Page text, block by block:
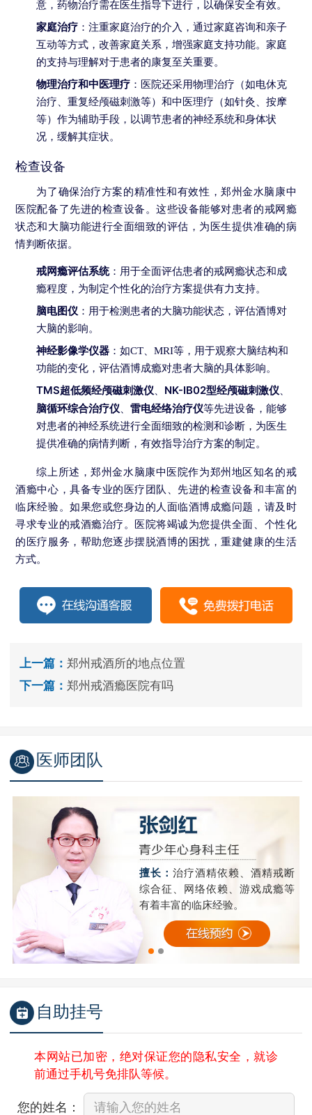
意，药物治疗需在医生指导下进行，以确保安全有效。
家庭治疗 ：注重家庭治疗的介入，通过家庭咨询和亲子
互动等方式，改善家庭关系，增强家庭支持功能。家庭
的支持与理解对于患者的康复至关重要。
物理治疗和中医理疗 ：医院还采用物理治疗（如电休克
治疗、重复经颅磁刺激等）和中医理疗（如针灸、按摩
等）作为辅助手段，以调节患者的神经系统和身体状
况，缓解其症状。
检查设备
为了确保治疗方案的精准性和有效性，郑州金水脑康中
医院配备了先进的检查设备。这些设备能够对患者的戒网瘾
状态和大脑功能进行全面细致的评估，为医生提供准确的病
情判断依据。
戒网瘾评估系统：用于全面评估患者的戒网瘾状态和成
瘾程度，为制定个性化的治疗方案提供有力支持。
脑电图仪 ：用于检测患者的大脑功能状态，评估酒博对
大脑的影响。
神经影像学仪器 ：如CT、MRI等，用于观察大脑结构和
功能的变化，评估酒博成瘾对患者大脑的具体影响。
TMS超低频经颅磁刺激仪、 NK-IB02型经颅磁刺激仪、
脑循环综合治疗仪、雷电经络治疗仪等先进设备，能够
对患者的神经系统进行全面细致的检测和诊断，为医生
提供准确的病情判断，有效指导治疗方案的制定。
综上所述，郑州金水脑康中医院作为郑州地区知名的戒
酒瘾中心，具备专业的医疗团队、先进的检查设备和丰富的
临床经验。如果您或您身边的人面临酒博成瘾问题，请及时
寻求专业的戒酒瘾治疗。医院将竭诚为您提供全面、个性化
的医疗服务，帮助您逐步摆脱酒博的困扰，重建健康的生活
方式。
上一篇： 郑州戒酒所的地点位置
下一篇： 郑州戒酒瘾医院有吗
医师团队
擅长：治疗酒精依赖、酒精戒断
综合征、网络依赖、游戏成瘾等
有着丰富的临床经验。
自助挂号
本网站已加密，绝对保证您的隐私安全，就诊
前通过手机号免排队等候。
您的姓名：